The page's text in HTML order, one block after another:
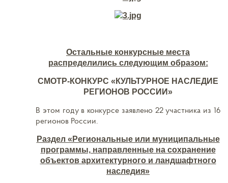
Остальные конкурсные места
распределились следующим образом:
СМОТР-КОНКУРС «КУЛЬТУРНОЕ НАСЛЕДИЕ
РЕГИОНОВ РОССИИ»
В этом году в конкурсе заявлено 22 участника из 16
регионов России.
Раздел «Региональные или муниципальные
программы, направленные на сохранение
объектов архитектурного и ландшафтного
наследия»